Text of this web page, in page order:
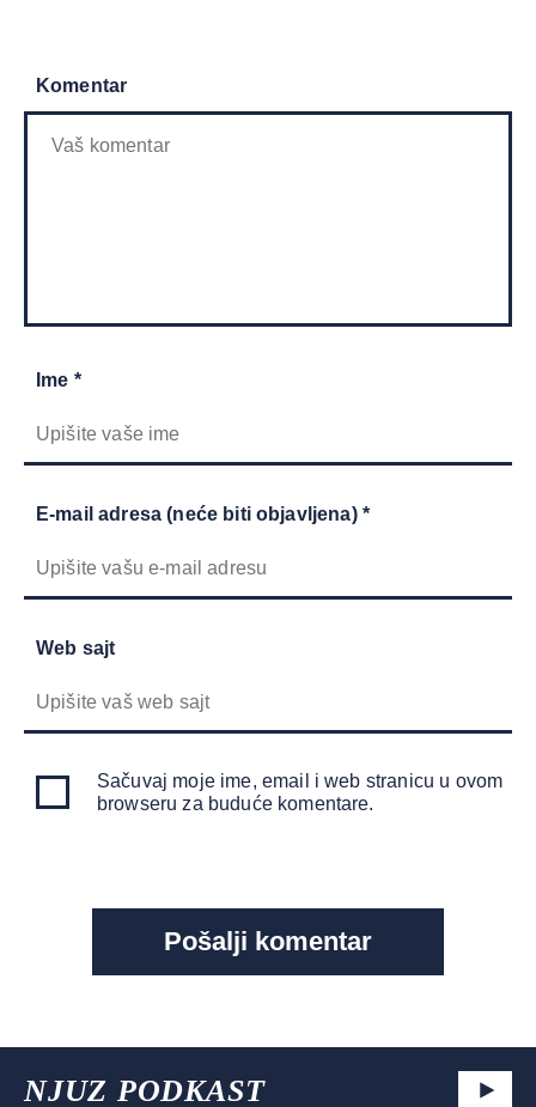
Komentar
Ime *
E-mail adresa (neće biti objavljena) *
Web sajt
Sačuvaj moje ime, email i web stranicu u ovom
browseru za buduće komentare.
NJUZ PODKAST